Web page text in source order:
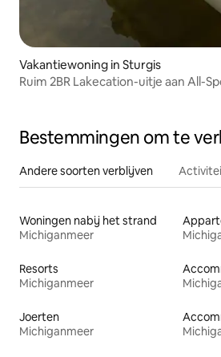
Vakantiewoning in Sturgis
Ruim 2BR Lakecation-uitje aan All-
Bestemmingen om te
Andere soorten verblijven
Woningen nabij het strand
Michiganmeer
Resorts
Michiganmeer
Joerten
Michiganmeer